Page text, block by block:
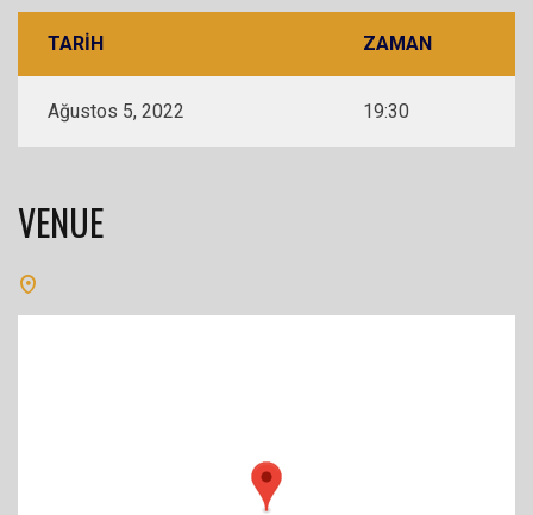
TARIH ZAMAN
Ağustos 5, 2022 19:30
VENUE